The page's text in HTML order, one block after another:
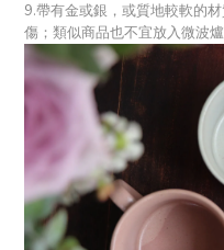
9.帶有金或銀，或質地較軟的
傷；類似商品也不宜放入微波